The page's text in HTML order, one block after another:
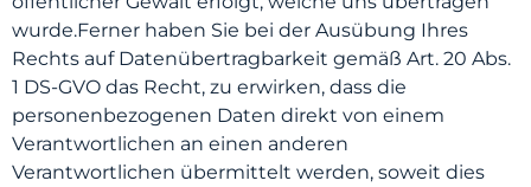
wurde.Ferner haben Sie bei der Ausübung Ihres
Rechts auf Datenübertragbarkeit gemäß Art. 20 Abs.
1 DS-GVO das Recht, zu erwirken, dass die
personenbezogenen Daten direkt von einem
Verantwortlichen an einen anderen
Verantwortlichen übermittelt werden, soweit dies